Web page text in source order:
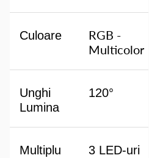
Culoare
RGB -
Multicolor
Unghi
Lumina
120°
Multiplu
3 LED-uri